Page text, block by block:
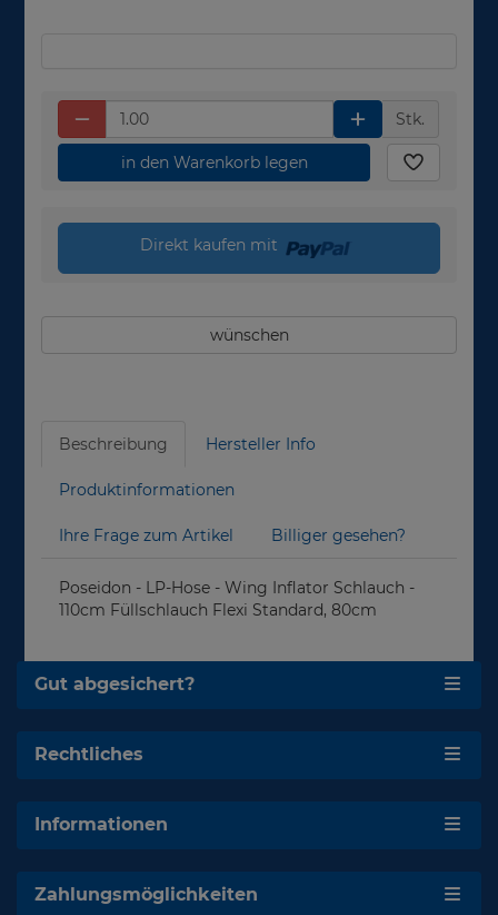
Stk.
in den Warenkorb legen
Direkt kaufen mit
wünschen
Beschreibung Hersteller Info
Produktinformationen
Ihre Frage zum Artikel Billiger gesehen?
Poseidon - LP-Hose - Wing Inflator Schlauch -
110cm Füllschlauch Flexi Standard, 80cm
Gut abgesichert?
Rechtliches
Informationen
Zahlungsmöglichkeiten